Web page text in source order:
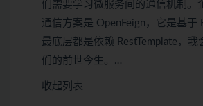
们需要学习微服务间的通信机制。
通信方案是 OpenFeign，它是基于
最底层都是依赖 RestTemplate，我
们的前世今生。…
收起列表